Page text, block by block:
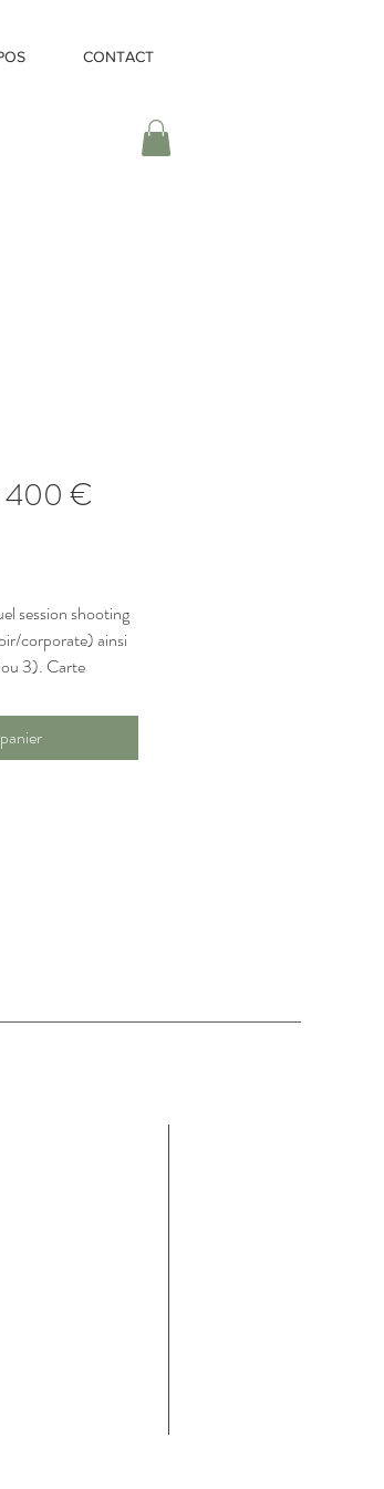
CONTACT
400 €
session shooting
corporate) ainsi
3). Carte